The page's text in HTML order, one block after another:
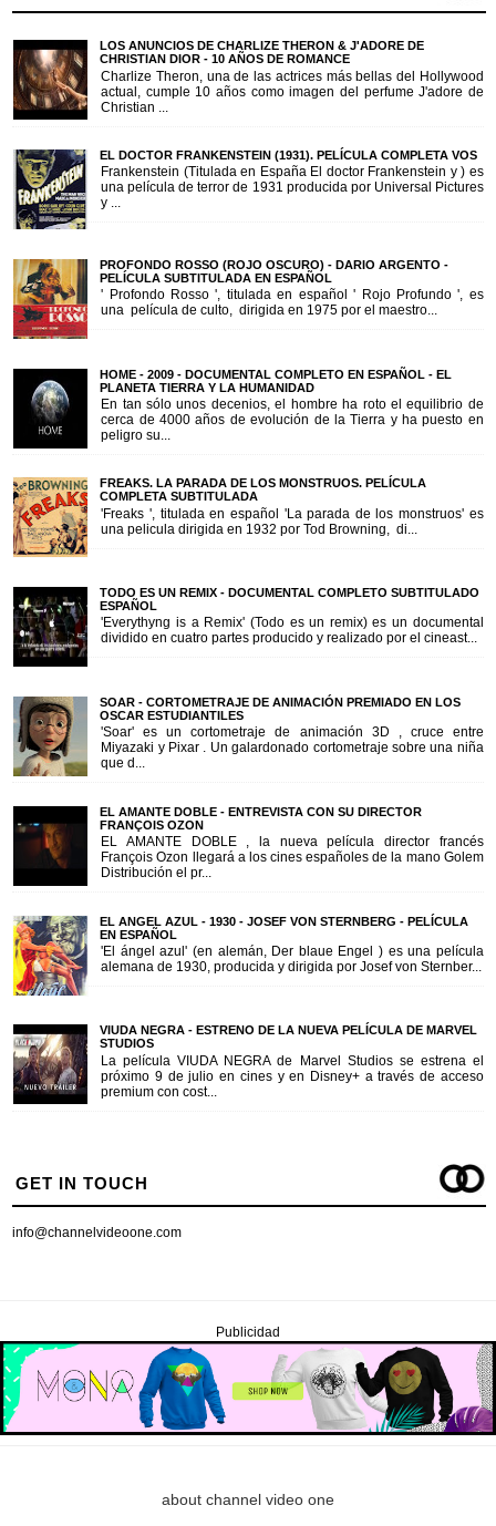
LOS ANUNCIOS DE CHARLIZE THERON & J'ADORE DE
CHRISTIAN DIOR - 10 AÑOS DE ROMANCE
Charlize Theron, una de las actrices más bellas del Hollywood
actual, cumple 10 años como imagen del perfume J'adore de
Christian ...
EL DOCTOR FRANKENSTEIN (1931). PELÍCULA COMPLETA VOS
Frankenstein (Titulada en España El doctor Frankenstein y ) es
una película de terror de 1931 producida por Universal Pictures
y ...
PROFONDO ROSSO (ROJO OSCURO) - DARIO ARGENTO -
PELÍCULA SUBTITULADA EN ESPAÑOL
' Profondo Rosso ', titulada en español ' Rojo Profundo ', es
una película de culto, dirigida en 1975 por el maestro...
HOME - 2009 - DOCUMENTAL COMPLETO EN ESPAÑOL - EL
PLANETA TIERRA Y LA HUMANIDAD
En tan sólo unos decenios, el hombre ha roto el equilibrio de
cerca de 4000 años de evolución de la Tierra y ha puesto en
peligro su...
FREAKS. LA PARADA DE LOS MONSTRUOS. PELÍCULA
COMPLETA SUBTITULADA
'Freaks ', titulada en español 'La parada de los monstruos' es
una pelicula dirigida en 1932 por Tod Browning, di...
TODO ES UN REMIX - DOCUMENTAL COMPLETO SUBTITULADO
ESPAÑOL
'Everythyng is a Remix' (Todo es un remix) es un documental
dividido en cuatro partes producido y realizado por el cineast...
SOAR - CORTOMETRAJE DE ANIMACIÓN PREMIADO EN LOS
OSCAR ESTUDIANTILES
'Soar' es un cortometraje de animación 3D , cruce entre
Miyazaki y Pixar . Un galardonado cortometraje sobre una niña
que d...
EL AMANTE DOBLE - ENTREVISTA CON SU DIRECTOR
FRANÇOIS OZON
EL AMANTE DOBLE , la nueva película director francés
François Ozon llegará a los cines españoles de la mano Golem
Distribución el pr...
EL ANGEL AZUL - 1930 - JOSEF VON STERNBERG - PELÍCULA
EN ESPAÑOL
'El ángel azul' (en alemán, Der blaue Engel ) es una película
alemana de 1930, producida y dirigida por Josef von Sternber...
VIUDA NEGRA - ESTRENO DE LA NUEVA PELÍCULA DE MARVEL
STUDIOS
La película VIUDA NEGRA de Marvel Studios se estrena el
próximo 9 de julio en cines y en Disney+ a través de acceso
premium con cost...
GET IN TOUCH
info@channelvideoone.com
Publicidad
about channel video one